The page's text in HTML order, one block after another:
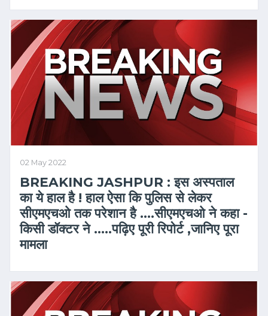
02 May 2022
BREAKING JASHPUR : इस अस्पताल
का ये हाल है ! हाल ऐसा कि पुलिस से लेकर
सीएमएचओ तक परेशान है ….सीएमएचओ ने कहा -
किसी डॉक्टर ने …..पढ़िए पूरी रिपोर्ट ,जानिए पूरा
मामला